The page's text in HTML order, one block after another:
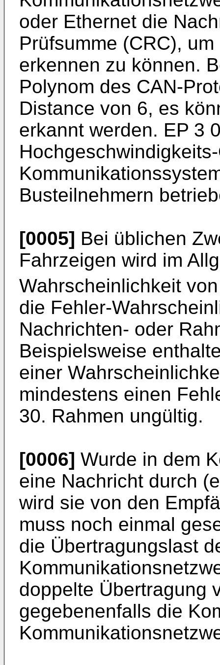
oder Ethernet die
Prüfsumme (CRC),
erkennen zu können.
Polynom des CAN-
Distance von 6, es
erkannt werden. EP 3
Busteilnehmern
[0005] Bei üblichen
Fahrzeigen wird im
Wahrscheinlichkeit
die Fehler-
Nachrichten- oder
Beispielsweise
einer
mindestens einen
30. Rahmen ungültig.
[0006] Wurde in dem
eine Nachricht durch
wird sie von den
muss noch einmal
die Übertragungslast
doppelte Übertragung
gegebenenfalls die